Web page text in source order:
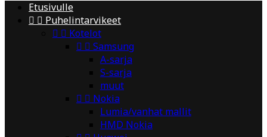
Etusivulle
  Puhelintarvikeet
  Kotelot
  Samsung
A-sarja
S-sarja
muut
  Nokia
Lumia/vanhat mallit
HMD Nokia